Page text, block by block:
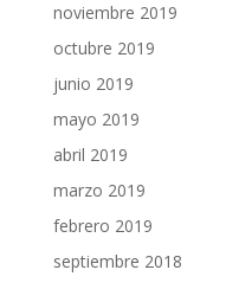
noviembre 2019
octubre 2019
junio 2019
mayo 2019
abril 2019
marzo 2019
febrero 2019
septiembre 2018